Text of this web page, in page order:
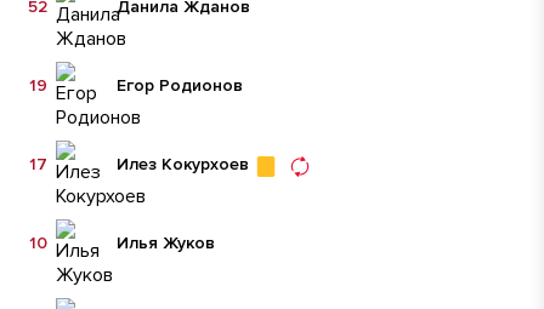
Данила Жданов
52
Егор Родионов
19
Илез Кокурхоев
17
Илья Жуков
10